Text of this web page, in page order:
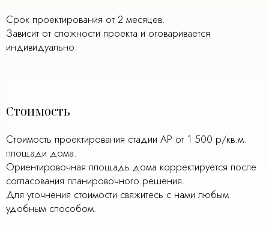
Срок проектирования от 2 месяцев.
Зависит от сложности проекта и оговаривается
индивидуально.
Стоимость
Стоимость проектирования стадии АР от 1 500 р/кв.м.
площади дома.
Ориентировочная площадь дома корректируется после
согласования планировочного решения.
Для уточнения стоимости свяжитесь с нами любым
удобным способом.